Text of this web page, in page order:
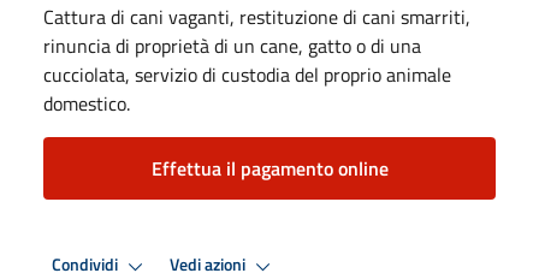
Cattura di cani vaganti, restituzione di cani smarriti,
rinuncia di proprietà di un cane, gatto o di una
cucciolata, servizio di custodia del proprio animale
domestico.
Effettua il pagamento online
Condividi Vedi azioni